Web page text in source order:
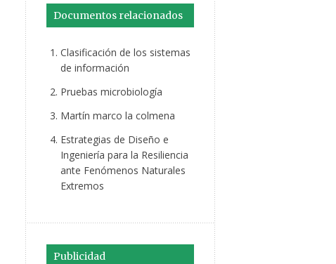
Documentos relacionados
Clasificación de los sistemas
de información
Pruebas microbiología
Martín marco la colmena
Estrategias de Diseño e
Ingeniería para la Resiliencia
ante Fenómenos Naturales
Extremos
Publicidad